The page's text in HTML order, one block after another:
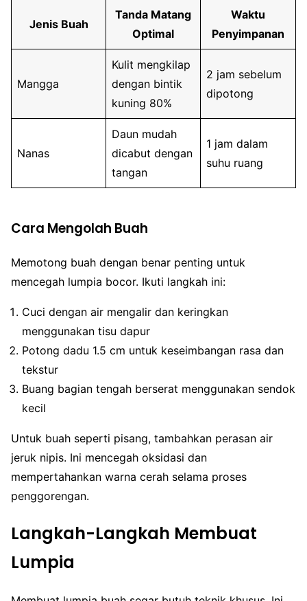
Jenis Buah
Tanda Matang
Optimal
Waktu
Penyimpanan
Mangga
Kulit mengkilap
dengan bintik
kuning 80%
2 jam sebelum
dipotong
Nanas
Daun mudah
dicabut dengan
tangan
1 jam dalam
suhu ruang
Cara Mengolah Buah
Memotong buah dengan benar penting untuk
mencegah lumpia bocor. Ikuti langkah ini:
Cuci dengan air mengalir dan keringkan
menggunakan tisu dapur
Potong dadu 1.5 cm untuk keseimbangan rasa dan
tekstur
Buang bagian tengah berserat menggunakan sendok
kecil
Untuk buah seperti pisang, tambahkan perasan air
jeruk nipis. Ini mencegah oksidasi dan
mempertahankan warna cerah selama proses
penggorengan.
Langkah-Langkah Membuat
Lumpia